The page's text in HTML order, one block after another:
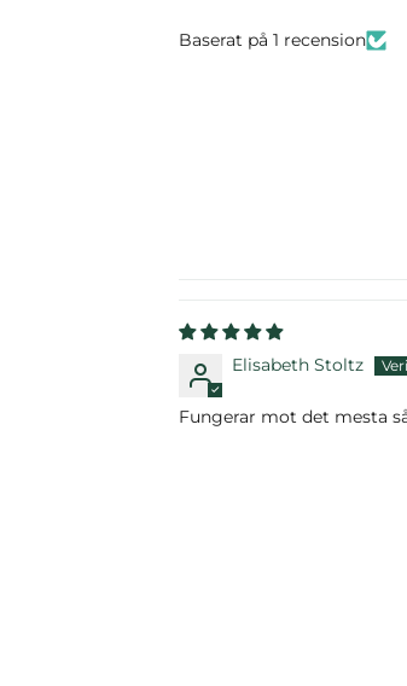
Baserat på 1 recension
Elisabeth Stoltz
Fungerar mot det mesta